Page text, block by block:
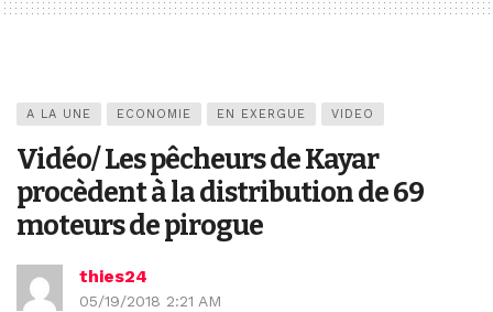
A LA UNE ECONOMIE EN EXERGUE VIDEO
Vidéo/ Les pêcheurs de Kayar
procèdent à la distribution de 69
moteurs de pirogue
thies24
05/19/2018 2:21 AM